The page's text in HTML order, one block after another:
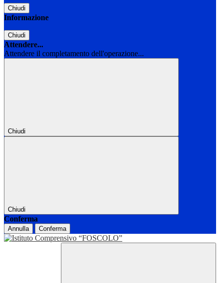
Chiudi
Informazione
Chiudi
Attendere...
Attendere il completamento dell'operazione...
Chiudi
Chiudi
Conferma
Annulla Conferma